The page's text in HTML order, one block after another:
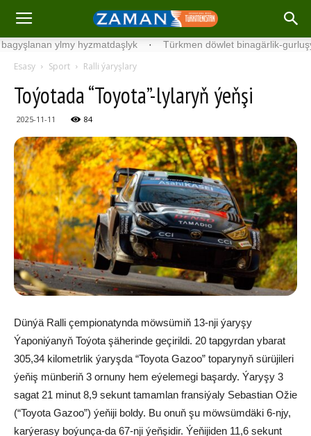
ylmy hyzmatdaşlyk · Türkmen döwlet binagärlik-gurluşyk
Esasy Sport Ralli ýaryşlary
Toýotada “Toyota”-lylaryň ýeňşi
2025-11-11 84
Dünýä Ralli çempionatynda möwsümiň 13-nji ýaryşy
Ýaponiýanyň Toýota şäherinde geçirildi. 20 tapgyrdan ybarat
305,34 kilometrlik ýaryşda “Toyota Gazoo” toparynyň sürüjileri
ýeňiş münberiň 3 ornuny hem eýelemegi başardy. Ýaryşy 3
sagat 21 minut 8,9 sekunt tamamlan fransiýaly Sebastian Ožie
(“Toyota Gazoo”) ýeňiji boldy. Bu onuň şu möwsümdäki 6-njy,
karýerasy boýunça-da 67-nji ýeňşidir. Ýeňijiden 11,6 sekunt